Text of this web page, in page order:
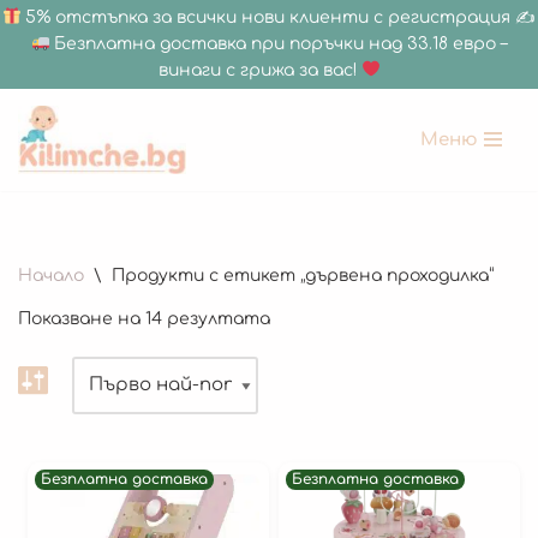
5% отстъпка за всички нови клиенти с регистрация ✍
Безплатна доставка при поръчки над 33.18 евро –
винаги с грижа за вас!
Продължете
Меню
150 х 200 см
120 х 180 см
120 x 120 см
Дебелина 2 СМ
Начало \ Продукти с етикет „дървена проходилка“
Показване на 14 резултата
Безплатна доставка Безплатна доставка